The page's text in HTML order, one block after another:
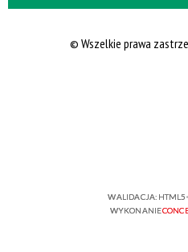
© Wszelkie prawa
WALIDACJA: HTML5
WYKONANIE